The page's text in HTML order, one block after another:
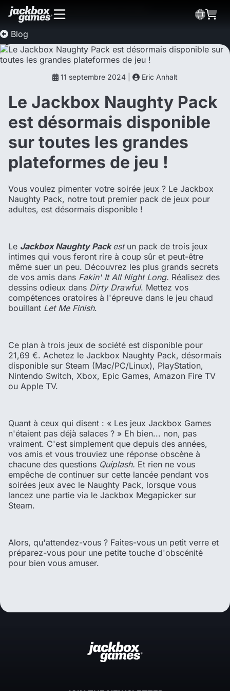
Blog
11 septembre 2024 | Eric Anhalt
Le Jackbox Naughty Pack
est désormais disponible
sur toutes les grandes
plateformes de jeu !
Vous voulez pimenter votre soirée jeux ? Le Jackbox
Naughty Pack, notre tout premier pack de jeux pour
adultes, est désormais disponible !
Le Jackbox Naughty Packest un pack de trois jeux
intimes qui vous feront rire à coup sûr et peut-être
même suer un peu. Découvrez les plus grands secrets
de vos amis dans Fakin' It All Night Long. Réalisez des
dessins odieux dans Dirty Drawful. Mettez vos
compétences oratoires à l'épreuve dans le jeu chaud
bouillant Let Me Finish.
Ce plan à trois jeux de société est disponible pour
21,69 €. Achetez le Jackbox Naughty Pack, désormais
disponible sur Steam (Mac/PC/Linux), PlayStation,
Nintendo Switch, Xbox, Epic Games, Amazon Fire TV
ou Apple TV.
Quant à ceux qui disent : « Les jeux Jackbox Games
n'étaient pas déjà salaces ? » Eh bien... non, pas
vraiment. C'est simplement que depuis des années,
vos amis et vous trouviez une réponse obscène à
chacune des questions Quiplash. Et rien ne vous
empêche de continuer sur cette lancée pendant vos
soirées jeux avec le Naughty Pack, lorsque vous
lancez une partie via le Jackbox Megapicker sur
Steam.
Alors, qu'attendez-vous ? Faites-vous un petit verre et
préparez-vous pour une petite touche d'obscénité
pour bien vous amuser.